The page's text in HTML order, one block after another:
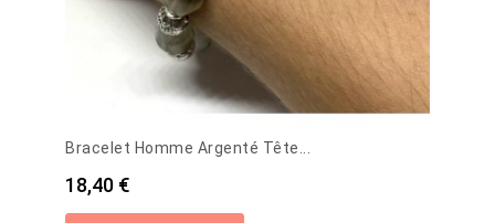
Bracelet Homme Argenté Tête...
Prix
18,40 €